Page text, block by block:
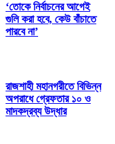
‘তোকে নির্বাচনের আগেই
গুলি করা হবে, কেউ বাঁচাতে
পারবে না’
রাজশাহী মহানগরীতে বিভিন্ন
অপরাধে গ্রেফতার ১০ ও
মাদকদ্রব্য উদ্ধার